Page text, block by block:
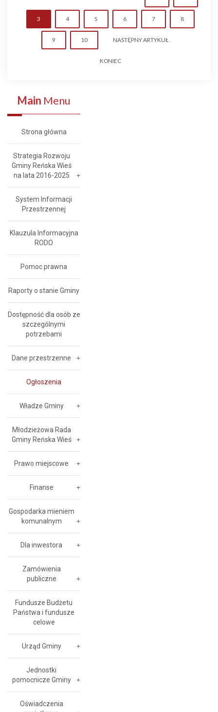
3 4 5 6 7 8
9 10 NASTĘPNY ARTYKUŁ
KONIEC
Main Menu
Strona główna
Strategia Rozwoju
Gminy Reńska Wieś
na lata 2016-2025
System Informacji
Przestrzennej
Klauzula Informacyjna
RODO
Pomoc prawna
Raporty o stanie Gminy
Dostępność dla osób ze
szczególnymi
potrzebami
Dane przestrzenne
Ogłoszenia
Władze Gminy
Młodzieżowa Rada
Gminy Reńska Wieś
Prawo miejscowe
Finanse
Gospodarka mieniem
komunalnym
Dla inwestora
Zamówienia
publiczne
Fundusze Budżetu
Państwa i fundusze
celowe
Urząd Gminy
Jednostki
pomocnicze Gminy
Oświadczenia